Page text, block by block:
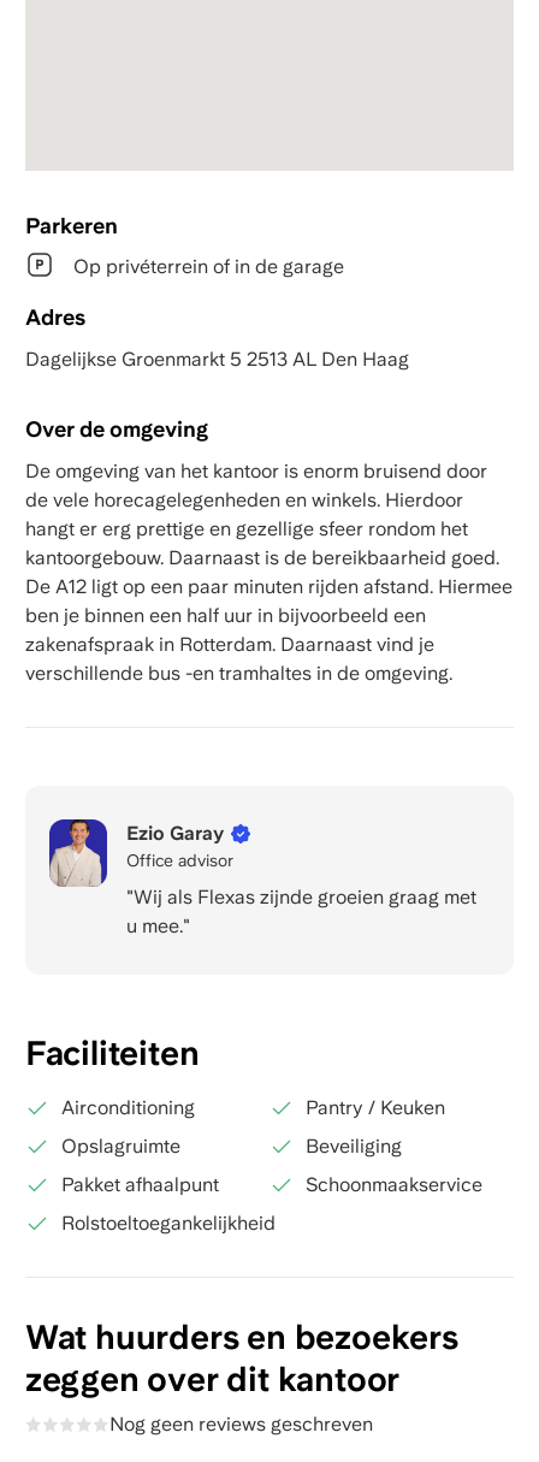
Parkeren
Op privéterrein of in de garage
Adres
Dagelijkse Groenmarkt 5 2513 AL Den Haag
Over de omgeving
De omgeving van het kantoor is enorm bruisend door
de vele horecagelegenheden en winkels. Hierdoor
hangt er erg prettige en gezellige sfeer rondom het
kantoorgebouw. Daarnaast is de bereikbaarheid goed.
De A12 ligt op een paar minuten rijden afstand. Hiermee
ben je binnen een half uur in bijvoorbeeld een
zakenafspraak in Rotterdam. Daarnaast vind je
verschillende bus -en tramhaltes in de omgeving.
Ezio Garay
Office advisor
"Wij als Flexas zijnde groeien graag met
u mee."
Faciliteiten
Airconditioning
Pantry / Keuken
Opslagruimte
Beveiliging
Pakket afhaalpunt
Schoonmaakservice
Rolstoeltoegankelijkheid
Wat huurders en bezoekers
zeggen over dit kantoor
Nog geen reviews geschreven